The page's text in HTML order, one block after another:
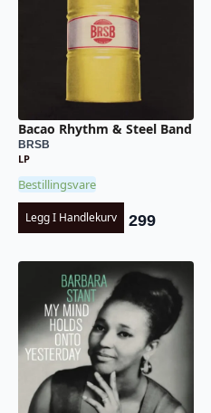
Bacao Rhythm & Steel Band
BRSB
LP
Bestillingsvare
Legg I Handlekurv 299